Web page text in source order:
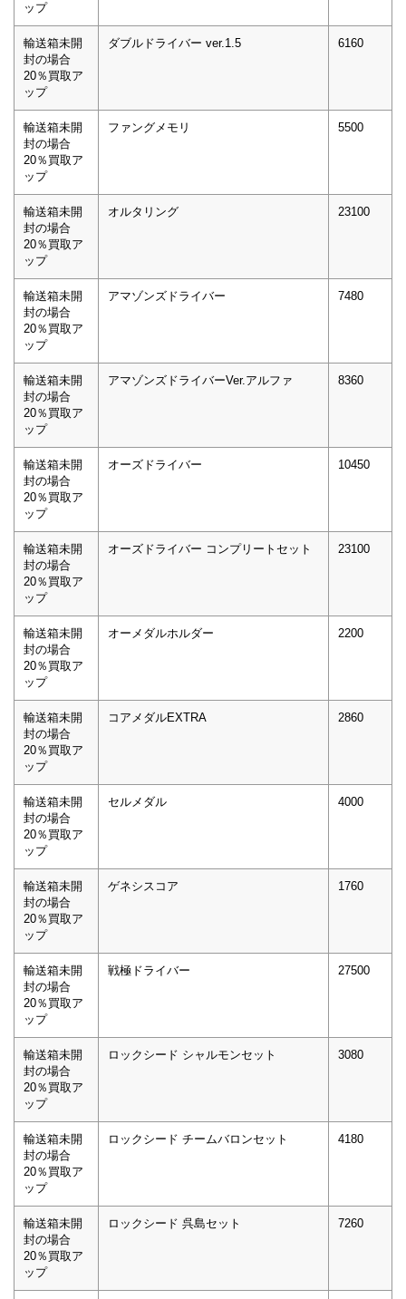
ップ
輸送箱未開
封の場合
20％買取ア
ップ
ダブルドライバー ver.1.5 6160
輸送箱未開
封の場合
20％買取ア
ップ
ファングメモリ 5500
輸送箱未開
封の場合
20％買取ア
ップ
オルタリング 23100
輸送箱未開
封の場合
20％買取ア
ップ
アマゾンズドライバー 7480
輸送箱未開
封の場合
20％買取ア
ップ
アマゾンズドライバーVer.アルファ 8360
輸送箱未開
封の場合
20％買取ア
ップ
オーズドライバー 10450
輸送箱未開
封の場合
20％買取ア
ップ
オーズドライバー コンプリートセット 23100
輸送箱未開
封の場合
20％買取ア
ップ
オーメダルホルダー 2200
輸送箱未開
封の場合
20％買取ア
ップ
コアメダルEXTRA 2860
輸送箱未開
封の場合
20％買取ア
ップ
セルメダル 4000
輸送箱未開
封の場合
20％買取ア
ップ
ゲネシスコア 1760
輸送箱未開
封の場合
20％買取ア
ップ
戦極ドライバー 27500
輸送箱未開
封の場合
20％買取ア
ップ
ロックシード シャルモンセット 3080
輸送箱未開
封の場合
20％買取ア
ップ
ロックシード チームバロンセット 4180
輸送箱未開
封の場合
20％買取ア
ップ
ロックシード 呉島セット 7260